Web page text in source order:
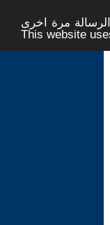
مرة اخرى -
This website